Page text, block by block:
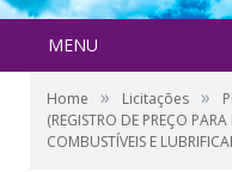
MENU
Home » Licitações »
(REGISTRO DE PREÇO
COMBUSTÍVEIS E